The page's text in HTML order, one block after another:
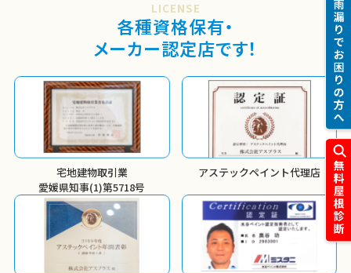
LICENSE
各種資格保有・
メーカー認定店です！
宅地建物取引業
愛媛県知事(1)第5718号
アステックペイント代理店